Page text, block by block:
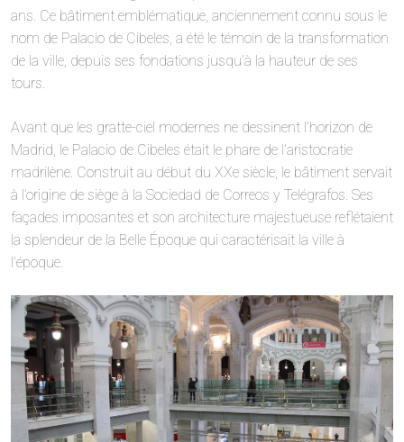
ans. Ce bâtiment emblématique, anciennement connu sous le
nom de Palacio de Cibeles, a été le témoin de la transformation
de la ville, depuis ses fondations jusqu’à la hauteur de ses
tours.
Avant que les gratte-ciel modernes ne dessinent l’horizon de
Madrid, le Palacio de Cibeles était le phare de l’aristocratie
madrilène. Construit au début du XXe siècle, le bâtiment servait
à l’origine de siège à la Sociedad de Correos y Telégrafos. Ses
façades imposantes et son architecture majestueuse reflétaient
la splendeur de la Belle Époque qui caractérisait la ville à
l’époque.